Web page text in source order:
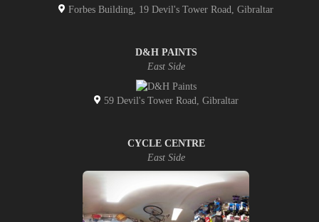
Forbes Building, 19 Devil's Tower Road, Gibraltar
D&H PAINTS
East Side
59 Devil's Tower Road, Gibraltar
CYCLE CENTRE
East Side